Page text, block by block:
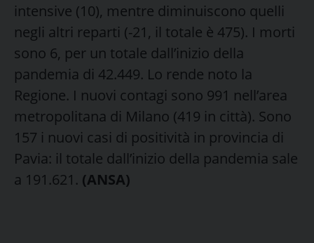
intensive (10), mentre diminuiscono quelli
negli altri reparti (-21, il totale è 475). I morti
sono 6, per un totale dall’inizio della
pandemia di 42.449. Lo rende noto la
Regione. I nuovi contagi sono 991 nell’area
metropolitana di Milano (419 in città). Sono
157 i nuovi casi di positività in provincia di
Pavia: il totale dall’inizio della pandemia sale
a 191.621. (ANSA)